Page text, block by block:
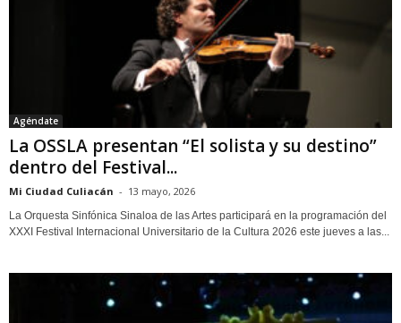
Agéndate
La OSSLA presentan “El solista y su destino”
dentro del Festival...
Mi Ciudad Culiacán - 13 mayo, 2026
La Orquesta Sinfónica Sinaloa de las Artes participará en la programación del
XXXI Festival Internacional Universitario de la Cultura 2026 este jueves a las...